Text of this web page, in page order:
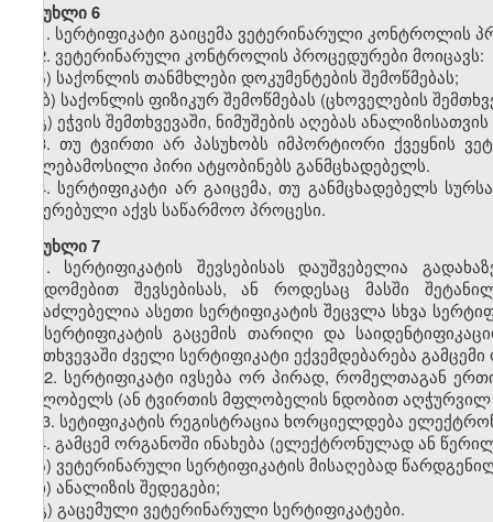
მუხლი 6
1. სერტიფიკატი გაიცემა ვეტერინარული კონტროლის
2. ვეტერინარული კონტროლის პროცედურები მოიცავს:
ა) საქონლის თანმხლები დოკუმენტების შემოწმებას;
ბ) საქონლის ფიზიკურ შემოწმებას (ცხოველების
გ) ეჭვის შემთხვევაში, ნიმუშების აღებას
3. თუ ტვირთი არ პასუხობს იმპორტიორი ქვეყნის
უფლებამოსილი პირი ატყობინებს განმცხადებელს.
4. სერტიფიკატი არ გაიცემა, თუ განმცხადებელს
შეჩერებული აქვს საწარმოო პროცესი.
მუხლი 7
1. სერტიფიკატის შევსებისას დაუშვებელია
შეცდომებით შევსებისას, ან როდესაც მასში
შესაძლებელია ასეთი სერტიფიკატის შეცვლა სხვა
იმ სერტიფიკატის გაცემის თარიღი და
შემთხვევაში ძველი სერტიფიკატი ექვემდებარება
2. სერტიფიკატი ივსება ორ პირად, რომელთაგან
მფლობელს (ან ტვირთის მფლობელის ნდობით აღჭურვილ
3. სეტიფიკატის რეგისტრაცია ხორციელდება
4. გამცემ ორგანოში ინახება (ელექტრონულად ან
ა) ვეტერინარული სერტიფიკატის მისაღებად
ბ) ანალიზის შედეგები;
გ) გაცემული ვეტერინარული სერტიფიკატები.